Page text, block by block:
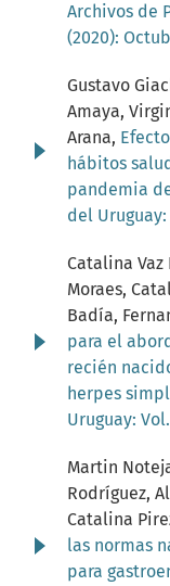
Archivos de
(2020):
Gustavo
Amaya,
Arana,
hábitos
pandemia
del Uruguay:
Catalina
Moraes,
Badía,
para el
recién
herpes
Uruguay:
Martin
Rodríguez,
Catalina
las normas
para